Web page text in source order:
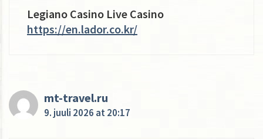
Legiano Casino Live Casino
https://en.lador.co.kr/
mt-travel.ru
9. juuli 2026 at 20:17